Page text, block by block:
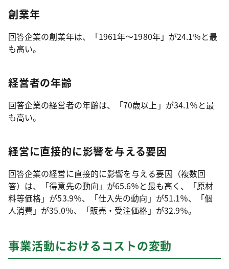
創業年
回答企業の創業年は、「1961年～1980年」が24.1％と最
も高い。
経営者の年齢
回答企業の経営者の年齢は、「70歳以上」が34.1％と最
も高い。
経営に直接的に影響を与える要因
回答企業の経営に直接的に影響を与える要因（複数回
答）は、「得意先の動向」が65.6％と最も高く、「原材
料等価格」が53.9％、「仕入先の動向」が51.1％、「個
人消費」が35.0％、「販売・受注価格」が32.9％。
事業活動におけるコストの変動